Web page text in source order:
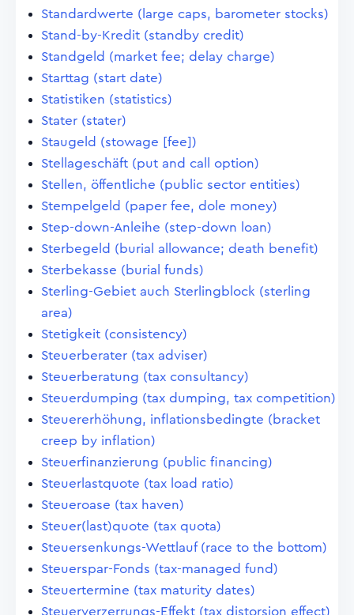
Standardwerte (large caps, barometer stocks)
Stand-by-Kredit (standby credit)
Standgeld (market fee; delay charge)
Starttag (start date)
Statistiken (statistics)
Stater (stater)
Staugeld (stowage [fee])
Stellageschäft (put and call option)
Stellen, öffentliche (public sector entities)
Stempelgeld (paper fee, dole money)
Step-down-Anleihe (step-down loan)
Sterbegeld (burial allowance; death benefit)
Sterbekasse (burial funds)
Sterling-Gebiet auch Sterlingblock (sterling
area)
Stetigkeit (consistency)
Steuerberater (tax adviser)
Steuerberatung (tax consultancy)
Steuerdumping (tax dumping, tax competition)
Steuererhöhung, inflationsbedingte (bracket
creep by inflation)
Steuerfinanzierung (public financing)
Steuerlastquote (tax load ratio)
Steueroase (tax haven)
Steuer(last)quote (tax quota)
Steuersenkungs-Wettlauf (race to the bottom)
Steuerspar-Fonds (tax-managed fund)
Steuertermine (tax maturity dates)
Steuerverzerrungs-Effekt (tax distorsion effect)